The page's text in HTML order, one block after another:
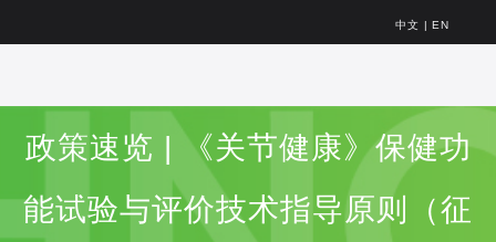
中文 | EN
政策速览 | 《关节健康》保健功
能试验与评价技术指导原则（征